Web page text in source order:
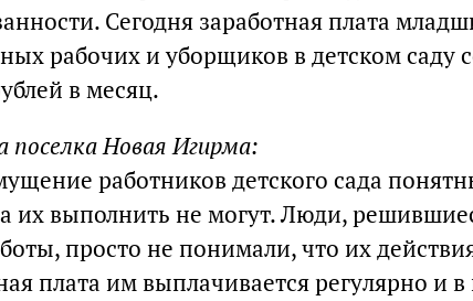
Сегодня заработная плата
рабочих и уборщиков в детском саду
в месяц.
поселка Новая Игирма:
работников детского сада
их выполнить не могут. Люди,
просто не понимали, что их
плата им выплачивается регулярно и